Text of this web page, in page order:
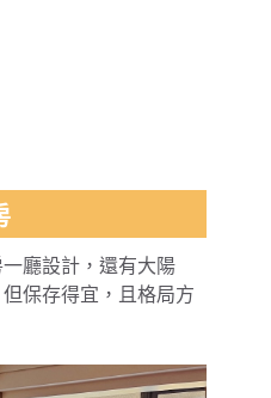
廳設計，還有大陽
保存得宜，且格局方